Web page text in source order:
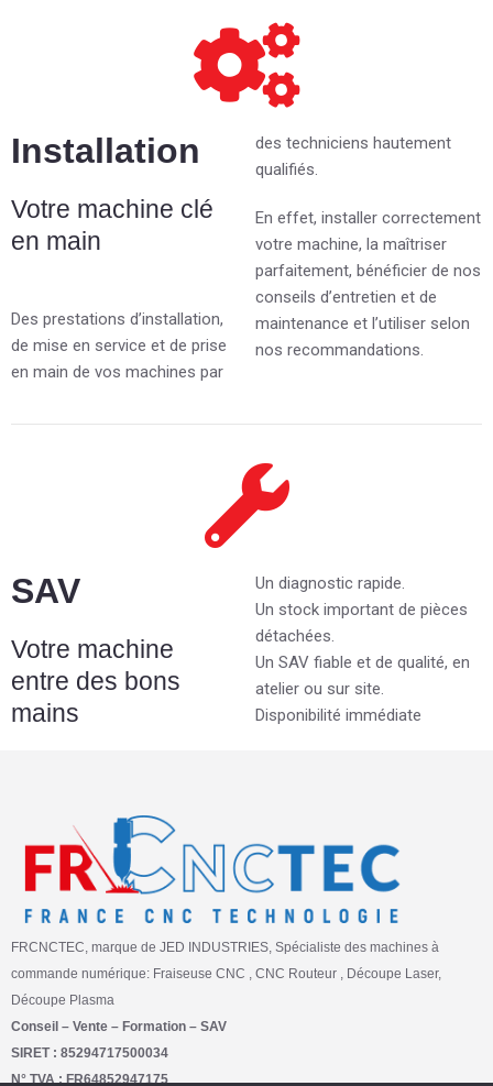
Installation
Votre machine clé
en main
Des prestations d’installation,
de mise en service et de prise
en main de vos machines par
des techniciens hautement
qualifiés.
En effet, installer correctement
votre machine, la maîtriser
parfaitement, bénéficier de nos
conseils d’entretien et de
maintenance et l’utiliser selon
nos recommandations.
SAV
Votre machine
entre des bons
mains
Un diagnostic rapide.
Un stock important de pièces
détachées.
Un SAV fiable et de qualité, en
atelier ou sur site.
Disponibilité immédiate
FRCNCTEC, marque de JED INDUSTRIES, Spécialiste des machines à
commande numérique: Fraiseuse CNC , CNC Routeur , Découpe Laser,
Découpe Plasma
Conseil – Vente – Formation – SAV
SIRET : 85294717500034
N° TVA : FR64852947175